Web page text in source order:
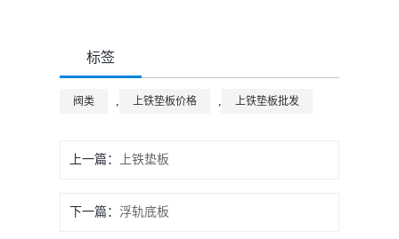
标签
阀类 , 上铁垫板价格 , 上铁垫板批发
上一篇： 上铁垫板
下一篇：浮轨底板